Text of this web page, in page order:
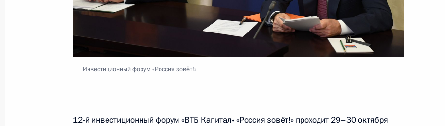
Совещание с постоянными членами Совета Безопасности
Московская область, Ново-Огарёво
29 октября 2020 года, четверг
Инвестиционный форум «Россия зовёт!»
12-й инвестиционный форум «ВТБ Капитал» «Россия зовёт!» проходит 29–30 октября